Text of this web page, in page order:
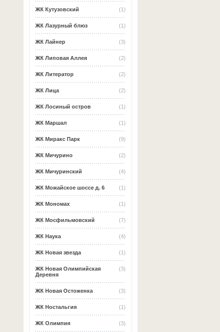
(1)
ЖК Кутузовский
(1)
ЖК Лазурный блюз
(3)
ЖК Лайнер
(2)
ЖК Липовая Аллея
(2)
ЖК Литератор
(2)
ЖК Лица
(1)
ЖК Лосиный остров
(1)
ЖК Маршал
(9)
ЖК Миракс Парк
(2)
ЖК Мичурино
(4)
ЖК Мичуринский
(1)
ЖК Можайское шоссе д. 6
(1)
ЖК Мономах
(7)
ЖК Мосфильмовский
(4)
ЖК Наука
(1)
ЖК Новая звезда
(3)
ЖК Новая Олимпийская
Деревня
(3)
ЖК Новая Остоженка
(1)
ЖК Ностальгия
(3)
ЖК Олимпия